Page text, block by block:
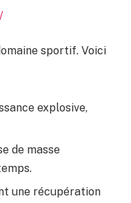
sportif. Voici
explosive,
de masse
une récupération